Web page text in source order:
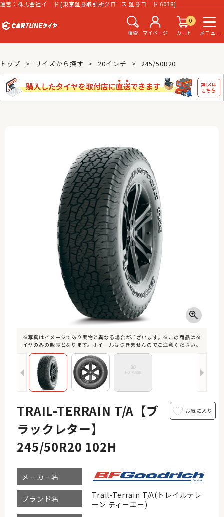
運営：株式会社イード [東京証券取引所グロース 証券コード 6038]
検索 マイページ
0
カート
メニュー
トップ サイズから探す 20インチ 245/50R20
※写真はイメージであり実物と異なる場合がございます。※この商品はタ
イヤのみの販売となります。ホイールはつきませんのでご注意ください。
TRAIL-TERRAIN T/A【ブ
ラックレター】
245/50R20 102H
メーカー名
ブランド名
Trail-Terrain T/A(トレイルテレ
ーン ティーエー)